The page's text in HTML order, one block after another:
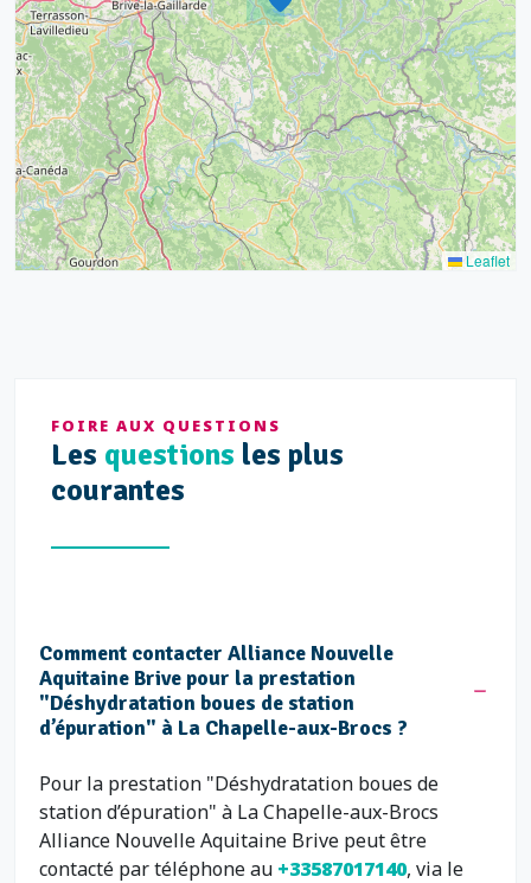
5
13
9
4
5
20
15
10
17
Leaflet
FOIRE AUX QUESTIONS
Les questions les plus
courantes
Comment contacter Alliance Nouvelle
Aquitaine Brive pour la prestation
"Déshydratation boues de station
d’épuration" à La Chapelle-aux-Brocs ?
Pour la prestation "Déshydratation boues de
station d’épuration" à La Chapelle-aux-Brocs
Alliance Nouvelle Aquitaine Brive peut être
contacté par téléphone au +33587017140, via le